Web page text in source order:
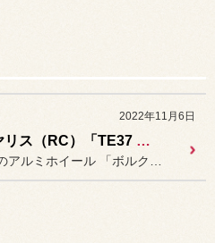
2022年11月6日
デモカー GRヤリス（RC）「TE37 SAGA S-plus」＆「ポテンザ RE-71RS」装着。